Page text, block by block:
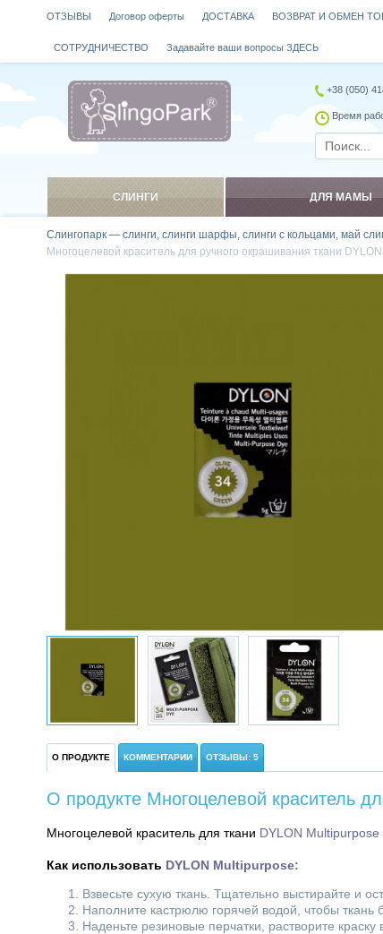
Слингопарк — слинги, слинги шарфы, слинги с кольцами, май
Многоцелевой краситель для ручного окрашивания ткани
О ПРОДУКТЕ КОММЕНТАРИИ ОТЗЫВЫ: 5
О продукте Многоцелевой краситель
Многоцелевой краситель для ткани DYLON Multipurpose
Как использовать DYLON Multipurpose:
Взвесьте сухую ткань. Тщательно выстирайте и
Наполните кастрюлю горячей водой, чтобы ткань
Наденьте резиновые перчатки, растворите
ОТЗЫВЫ Договор оферты ДОСТАВКА ВОЗВРАТ И ОБМЕН
СОТРУДНИЧЕСТВО Задавайте ваши вопросы ЗДЕСЬ
+38 (050)
Время
СЛИНГИ ДЛЯ МАМЫ